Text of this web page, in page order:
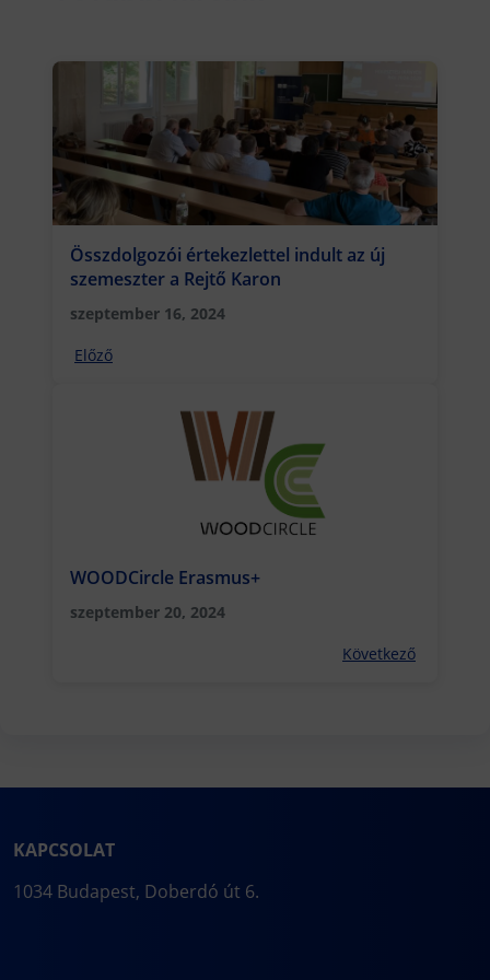
Összdolgozói értekezlettel indult az új
szemeszter a Rejtő Karon
szeptember 16, 2024
Előző
WOODCircle Erasmus+
szeptember 20, 2024
Következő
KAPCSOLAT
1034 Budapest, Doberdó út 6.